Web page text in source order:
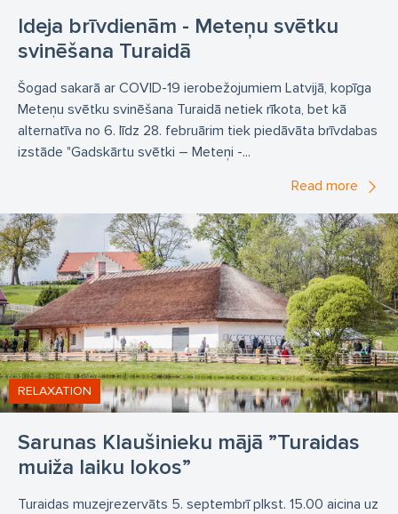
Ideja brīvdienām - Meteņu svētku
svinēšana Turaidā
Šogad sakarā ar COVID-19 ierobežojumiem Latvijā, kopīga
Meteņu svētku svinēšana Turaidā netiek rīkota, bet kā
alternatīva no 6. līdz 28. februārim tiek piedāvāta brīvdabas
izstāde "Gadskārtu svētki – Meteņi -...
Read more
Sarunas Klaušinieku mājā ”Turaidas
muiža laiku lokos”
RELAXATION
Turaidas muzejrezervāts 5. septembrī plkst. 15.00 aicina uz